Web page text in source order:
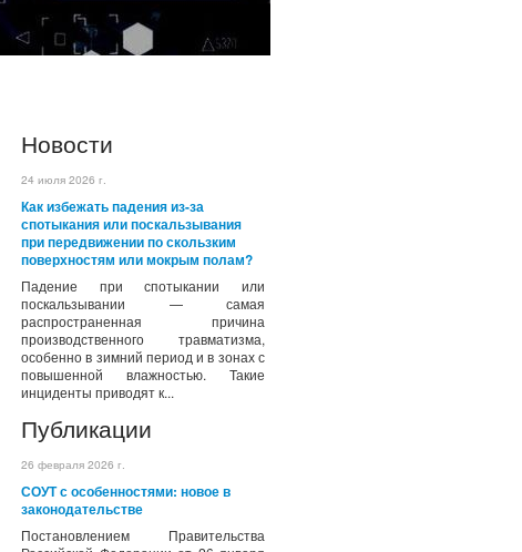
Новости
24 июля 2026 г.
Как избежать падения из-за
спотыкания или поскальзывания
при передвижении по скользким
поверхностям или мокрым полам?
Падение при спотыкании или
поскальзывании — самая
распространенная причина
производственного травматизма,
особенно в зимний период и в зонах с
повышенной влажностью. Такие
инциденты приводят к...
Публикации
26 февраля 2026 г.
СОУТ с особенностями: новое в
законодательстве
Постановлением Правительства